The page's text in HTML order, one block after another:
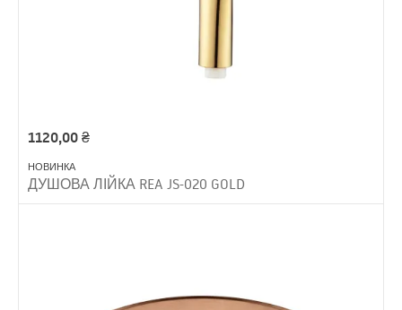
1120,00₴
НОВИНКА
ДУШОВА ЛІЙКА REA JS-020 GOLD